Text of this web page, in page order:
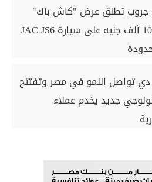
جروب تطلق عرض "كاش باك"
بقيمة 100 ألف جنيه على سيارة JAC JS6
تواصل النمو في مصر وتفتتح
جديد يخدم عملاء